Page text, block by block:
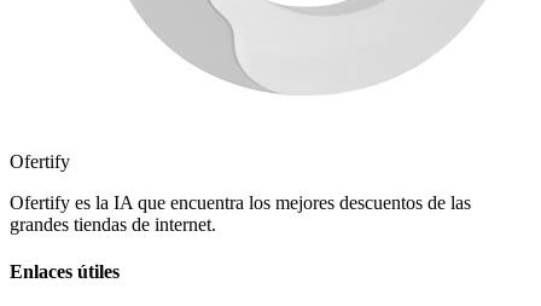
Ofertify
Ofertify es la IA que encuentra los mejores descuentos de las
grandes tiendas de internet.
Enlaces útiles